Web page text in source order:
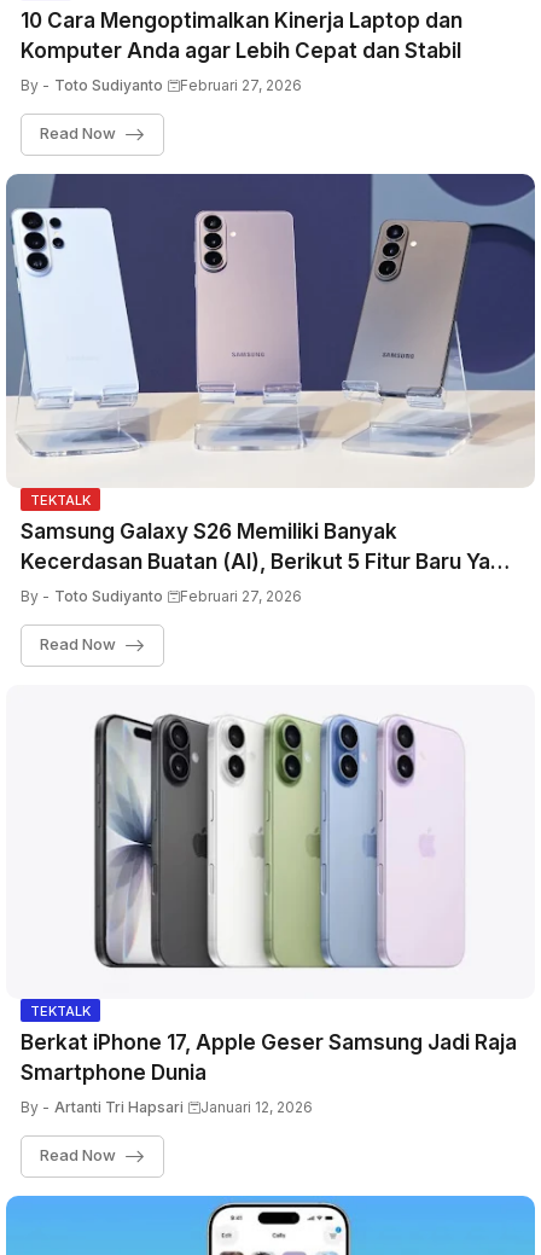
10 Cara Mengoptimalkan Kinerja Laptop dan
Komputer Anda agar Lebih Cepat dan Stabil
By - Toto Sudiyanto Februari 27, 2026
Read Now
TEKTALK
Samsung Galaxy S26 Memiliki Banyak
Kecerdasan Buatan (AI), Berikut 5 Fitur Baru Yang
Benar-Benar Penting
By - Toto Sudiyanto Februari 27, 2026
Read Now
TEKTALK
Berkat iPhone 17, Apple Geser Samsung Jadi Raja
Smartphone Dunia
By - Artanti Tri Hapsari Januari 12, 2026
Read Now